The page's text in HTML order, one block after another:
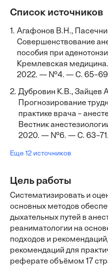
Список источников
1. Агафонов В.Н.,
Совершенствование
пособия при
Кремлевская
2022. — №4. — С.
2. Дубровин К.В., Зайцев
Прогнозирование
практике врача –
Вестник
2020. — №6. — С. 63–71.
Еще 12 источников
Цель работы
Систематизировать и
основных методов
дыхательных путей в
реаниматологии на
подходов и
рекомендаций для
реферате объёмом 17